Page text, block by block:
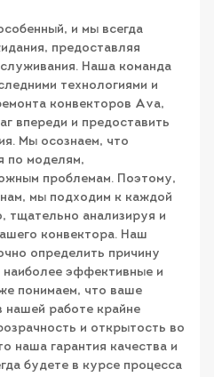
и мы всегда
предоставляя
Наша команда
технологиями и
конвекторов Ava,
впереди и предоставить
Мы осознаем, что
по моделям,
проблемам. Поэтому,
мы подходим к каждой
тщательно анализируя и
конвектора. Наш
определить причину
наиболее эффективные и
понимаем, что ваше
нашей работе крайне
и открытость во
наша гарантия качества и
будете в курсе процесса